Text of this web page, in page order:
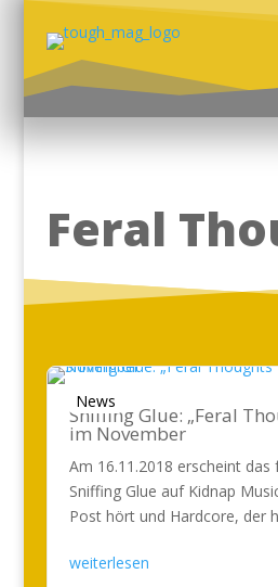
Feral
News
Sniffing Glue: „Feral
im November
Am 16.11.2018 erscheint
Sniffing Glue auf Kidnap
Post hört und Hardcore, der
weiterlesen